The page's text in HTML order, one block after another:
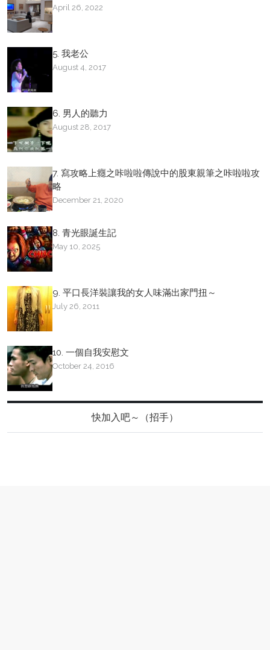
April 26, 2022
5. 我老公
August 4, 2017
6. 男人的聽力
August 28, 2017
7. 寫攻略上癮之咔啦啦傳說中的股東親筆之咔啦啦攻
略
December 21, 2020
8. 青光眼誕生記
May 10, 2025
9. 平口長洋裝讓我的女人味滿出家門扭～
July 26, 2011
10. 一個自我安慰文
October 24, 2016
快加入吧～（招手）